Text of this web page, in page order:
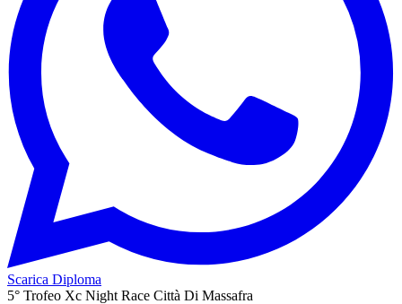
Scarica Diploma
5° Trofeo Xc Night Race Città Di Massafra